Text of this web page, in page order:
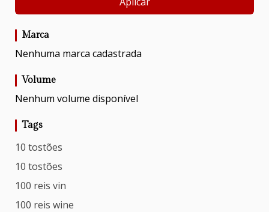
Marca
Nenhuma marca cadastrada
Volume
Nenhum volume disponível
Tags
10 tostões
10 tostões
100 reis vin
100 reis wine